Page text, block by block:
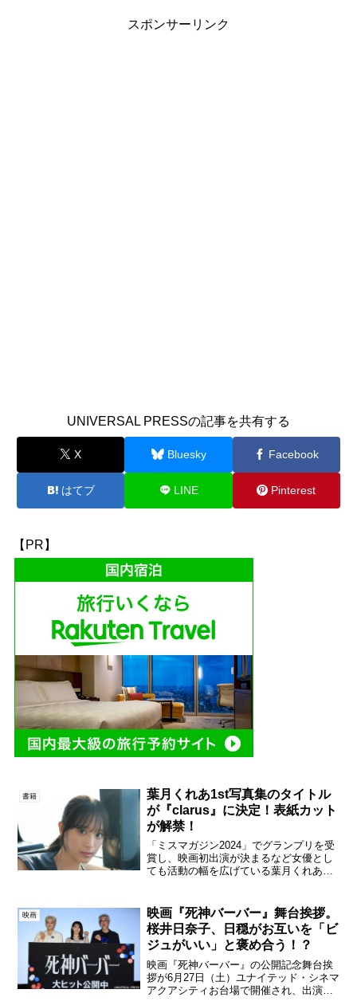
スポンサーリンク
UNIVERSAL PRESSの記事を共有する
X Bluesky Facebook
はてブ LINE Pinterest
【PR】
書籍
葉月くれあ1st写真集のタイトル
が『clarus』に決定！表紙カット
が解禁！
「ミスマガジン2024」でグランプリを受
賞し、映画初出演が決まるなど女優とし
ても活動の幅を広げている葉月くれあ。
された。葉月くれあ1st写真集『claru...
映画
映画『死神バーバー』舞台挨拶。
桜井日奈子、日穏がお互いを「ビ
ジュがいい」と褒め合う！？
映画『死神バーバー』の公開記念舞台挨
拶が6月27日（土）ユナイテッド・シネマ
アクアシティお台場で開催され、出演者